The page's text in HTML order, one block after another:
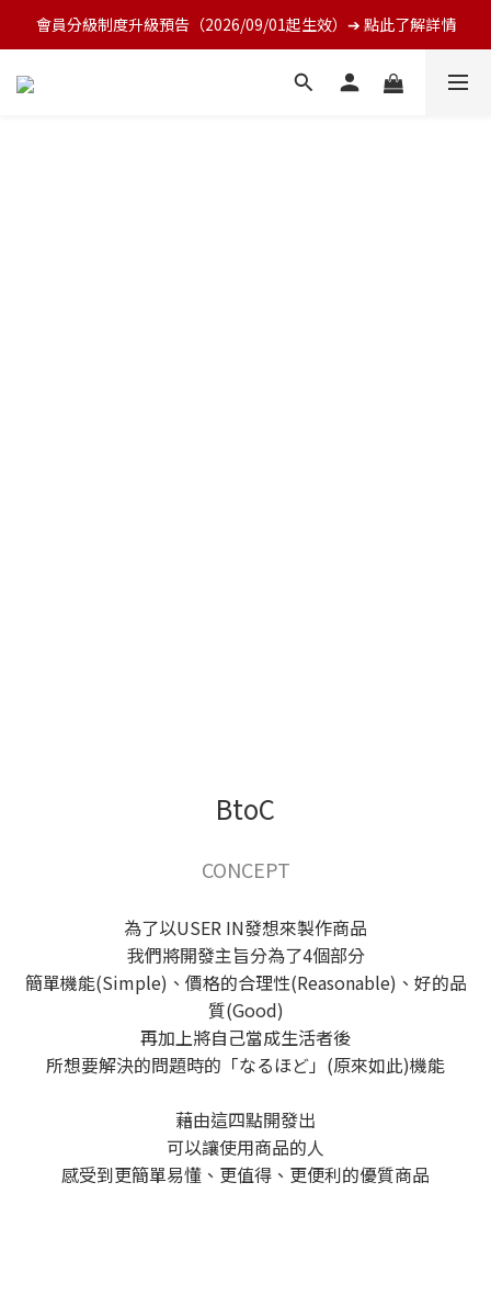
會員分級制度升級預告（2026/09/01起生效）➔ 點此了解詳情
BtoC
CONCEPT
為了以USER IN發想來製作商品
我們將開發主旨分為了4個部分
簡單機能(Simple)、價格的合理性(Reasonable)、好的品
質(Good)
再加上將自己當成生活者後
所想要解決的問題時的「なるほど」(原來如此)機能
藉由這四點開發出
可以讓使用商品的人
感受到更簡單易懂、更值得、更便利的優質商品